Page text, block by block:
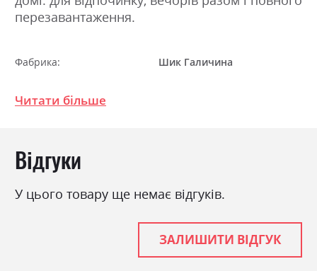
перезавантаження.
Фабрика:
Шик Галичина
спальне місце
Розкладний
Ніша для білизни
так
Читати більше
Відгуки
У цього товару ще немає відгуків.
ЗАЛИШИТИ ВІДГУК